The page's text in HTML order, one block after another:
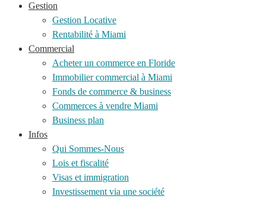
Gestion
Gestion Locative
Rentabilité à Miami
Commercial
Acheter un commerce en Floride
Immobilier commercial à Miami
Fonds de commerce & business
Commerces à vendre Miami
Business plan
Infos
Qui Sommes-Nous
Lois et fiscalité
Visas et immigration
Investissement via une société